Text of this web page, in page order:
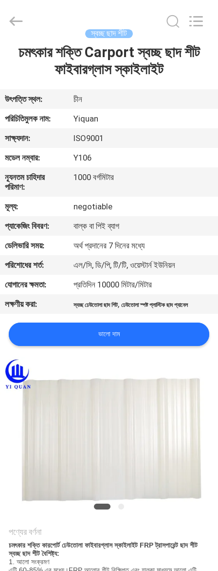
বাড়ি
আমাদের
সম্পর্কে
কারখানা
ভ্রমণ
মান
নিয়ন্ত্রণ
যোগাযোগ
করুন
BLOG
উদ্ধৃতির
জন্য
আবেদন
Building
Material
Reserved.
স্বচ্ছ ছাদ শীট
চমৎকার শক্তি Carport স্বচ্ছ ছাদ শীট
ফাইবারগ্লাস স্কাইলাইট
উৎপত্তি স্থল:
চীন
পরিচিতিমুলক নাম:
Yiquan
সাক্ষ্যদান:
ISO9001
মডেল নম্বার:
Y106
ন্যূনতম চাহিদার
পরিমাণ:
1000 বর্গমিটার
মূল্য:
negotiable
প্যাকেজিং বিবরণ:
বাল্ক বা পিই ব্যাগ
ডেলিভারি সময়:
অর্থ প্রদানের 7 দিনের মধ্যে
পরিশোধের শর্ত:
এল/সি, ডি/পি, টি/টি, ওয়েস্টার্ন ইউনিয়ন
যোগানের ক্ষমতা:
প্রতিদিন 10000 মিটার/মিটার
লক্ষণীয় করা:
স্বচ্ছ ঢেউতোলা ছাদ শিট,ঢেউতোলা স্পষ্ট প্লাস্টিক ছাদ প্যানেল
ভালো দাম
পণ্যের বর্ণনা
চমৎকার শক্তি কারপোর্ট ঢেউতোলা ফাইবারগ্লাস স্কাইলাইট FRP ট্রাসপারেন্ট ছাদ শীট
স্বচ্ছ ছাদ শীট বৈশিষ্ট্য:
1. আলো সংক্রমণ